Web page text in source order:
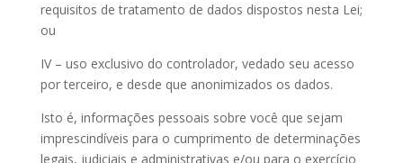
requisitos de tratamento de dados dispostos nesta Lei;
ou
IV – uso exclusivo do controlador, vedado seu acesso
por terceiro, e desde que anonimizados os dados.
Isto é, informações pessoais sobre você que sejam
imprescindíveis para o cumprimento de determinações
legais, judiciais e administrativas e/ou para o exercício